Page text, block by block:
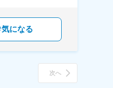
気になる
次へ